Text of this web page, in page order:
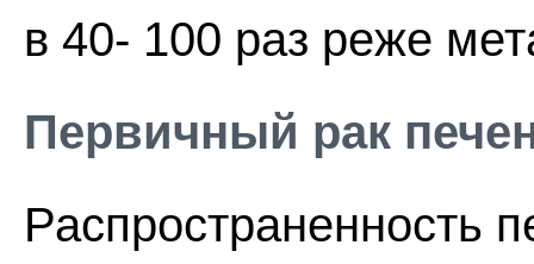
в 40- 100 раз реже
Первичный рак
Распространенность